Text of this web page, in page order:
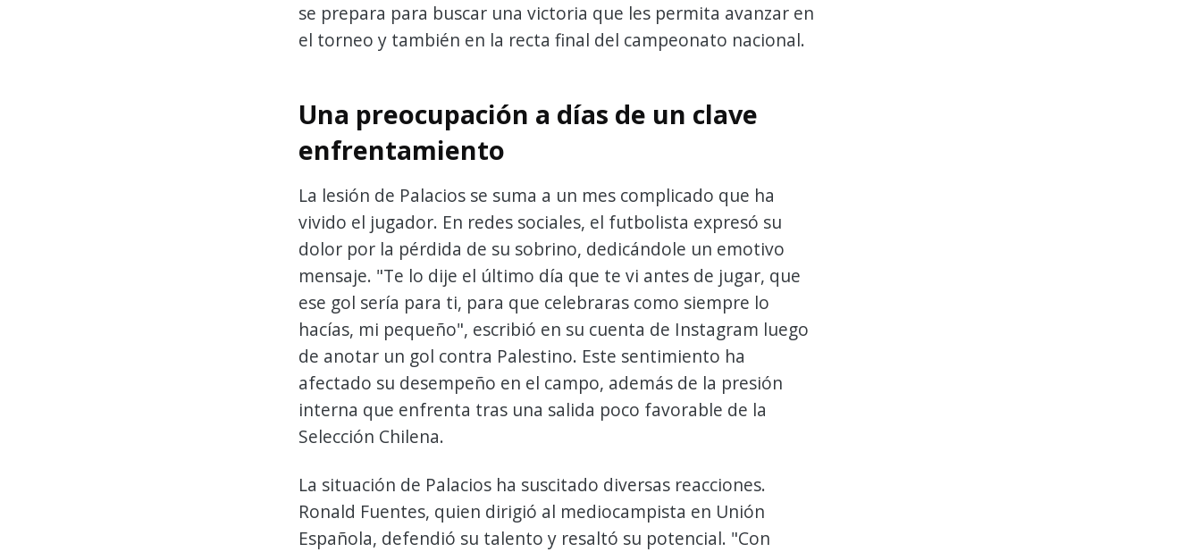
se prepara para buscar una victoria que les permita avanzar en
el torneo y también en la recta final del campeonato nacional.
Una preocupación a días de un clave
enfrentamiento
La lesión de Palacios se suma a un mes complicado que ha
vivido el jugador. En redes sociales, el futbolista expresó su
dolor por la pérdida de su sobrino, dedicándole un emotivo
mensaje. "Te lo dije el último día que te vi antes de jugar, que
ese gol sería para ti, para que celebraras como siempre lo
hacías, mi pequeño", escribió en su cuenta de Instagram luego
de anotar un gol contra Palestino. Este sentimiento ha
afectado su desempeño en el campo, además de la presión
interna que enfrenta tras una salida poco favorable de la
Selección Chilena.
La situación de Palacios ha suscitado diversas reacciones.
Ronald Fuentes, quien dirigió al mediocampista en Unión
Española, defendió su talento y resaltó su potencial. "Con